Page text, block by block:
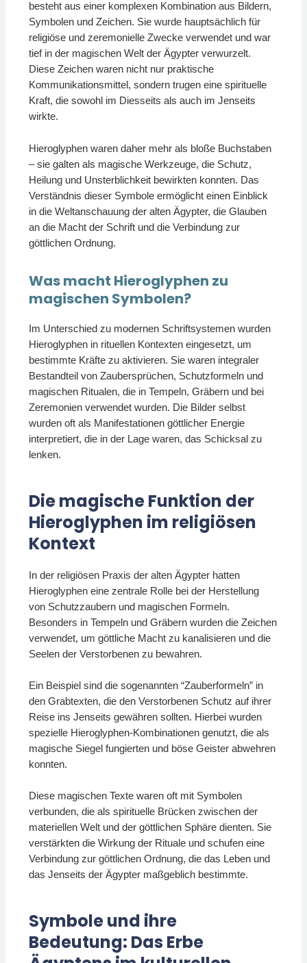
besteht aus einer komplexen Kombination aus Bildern,
Symbolen und Zeichen. Sie wurde hauptsächlich für
religiöse und zeremonielle Zwecke verwendet und war
tief in der magischen Welt der Ägypter verwurzelt.
Diese Zeichen waren nicht nur praktische
Kommunikationsmittel, sondern trugen eine spirituelle
Kraft, die sowohl im Diesseits als auch im Jenseits
wirkte.
Hieroglyphen waren daher mehr als bloße Buchstaben
– sie galten als magische Werkzeuge, die Schutz,
Heilung und Unsterblichkeit bewirkten konnten. Das
Verständnis dieser Symbole ermöglicht einen Einblick
in die Weltanschauung der alten Ägypter, die Glauben
an die Macht der Schrift und die Verbindung zur
göttlichen Ordnung.
Was macht Hieroglyphen zu
magischen Symbolen?
Im Unterschied zu modernen Schriftsystemen wurden
Hieroglyphen in rituellen Kontexten eingesetzt, um
bestimmte Kräfte zu aktivieren. Sie waren integraler
Bestandteil von Zaubersprüchen, Schutzformeln und
magischen Ritualen, die in Tempeln, Gräbern und bei
Zeremonien verwendet wurden. Die Bilder selbst
wurden oft als Manifestationen göttlicher Energie
interpretiert, die in der Lage waren, das Schicksal zu
lenken.
Die magische Funktion der
Hieroglyphen im religiösen
Kontext
In der religiösen Praxis der alten Ägypter hatten
Hieroglyphen eine zentrale Rolle bei der Herstellung
von Schutzzaubern und magischen Formeln.
Besonders in Tempeln und Gräbern wurden die Zeichen
verwendet, um göttliche Macht zu kanalisieren und die
Seelen der Verstorbenen zu bewahren.
Ein Beispiel sind die sogenannten “Zauberformeln” in
den Grabtexten, die den Verstorbenen Schutz auf ihrer
Reise ins Jenseits gewähren sollten. Hierbei wurden
spezielle Hieroglyphen-Kombinationen genutzt, die als
magische Siegel fungierten und böse Geister abwehren
konnten.
Diese magischen Texte waren oft mit Symbolen
verbunden, die als spirituelle Brücken zwischen der
materiellen Welt und der göttlichen Sphäre dienten. Sie
verstärkten die Wirkung der Rituale und schufen eine
Verbindung zur göttlichen Ordnung, die das Leben und
das Jenseits der Ägypter maßgeblich bestimmte.
Symbole und ihre
Bedeutung: Das Erbe